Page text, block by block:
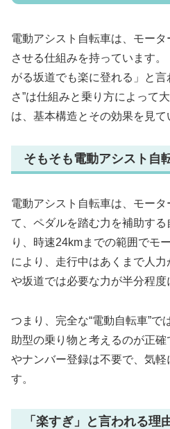
電動アシスト自転車は、モー
させる仕組みを持っています
がる坂道でも楽に登れる」と言
さ”は仕組みと乗り方によって
は、基本構造とその効果を見て
そもそも電動アシスト自
電動アシスト自転車は、モー
て、ペダルを踏む力を補助す
り、時速24kmまでの範囲でモ
により、走行中はあくまで人
や坂道では必要な力が半分程度
つまり、完全な“電動自転車”で
助型の乗り物と考えるのが正
やナンバー登録は不要で、気
す。
「楽すぎ」と言われる理